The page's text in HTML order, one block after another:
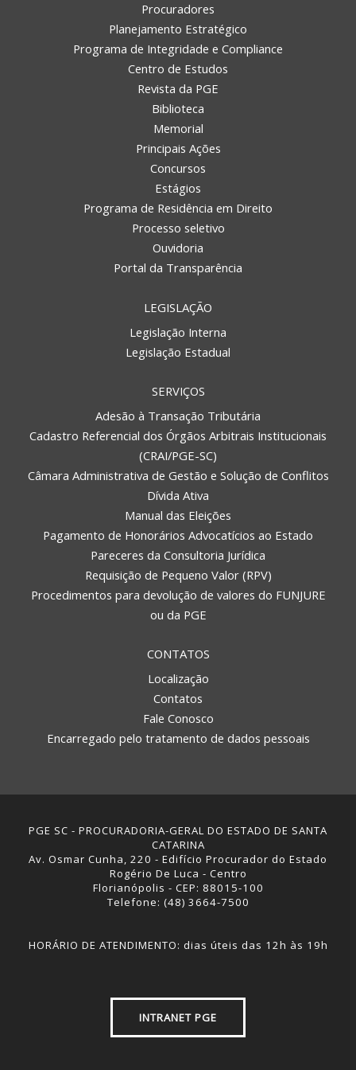
Procuradores
Planejamento Estratégico
Programa de Integridade e Compliance
Centro de Estudos
Revista da PGE
Biblioteca
Memorial
Principais Ações
Concursos
Estágios
Programa de Residência em Direito
Processo seletivo
Ouvidoria
Portal da Transparência
LEGISLAÇÃO
Legislação Interna
Legislação Estadual
SERVIÇOS
Adesão à Transação Tributária
Cadastro Referencial dos Órgãos Arbitrais Institucionais
(CRAI/PGE-SC)
Câmara Administrativa de Gestão e Solução de Conflitos
Dívida Ativa
Manual das Eleições
Pagamento de Honorários Advocatícios ao Estado
Pareceres da Consultoria Jurídica
Requisição de Pequeno Valor (RPV)
Procedimentos para devolução de valores do FUNJURE
ou da PGE
CONTATOS
Localização
Contatos
Fale Conosco
Encarregado pelo tratamento de dados pessoais
PGE SC - PROCURADORIA-GERAL DO ESTADO DE SANTA
CATARINA
Av. Osmar Cunha, 220 - Edifício Procurador do Estado
Rogério De Luca - Centro
Florianópolis - CEP: 88015-100
Telefone: (48) 3664-7500
HORÁRIO DE ATENDIMENTO: dias úteis das 12h às 19h
INTRANET PGE